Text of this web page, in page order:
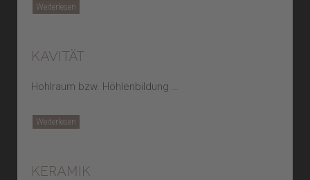
Weiterlesen
kavität
Hohlraum bzw. Höhlenbildung …
Weiterlesen
keramik